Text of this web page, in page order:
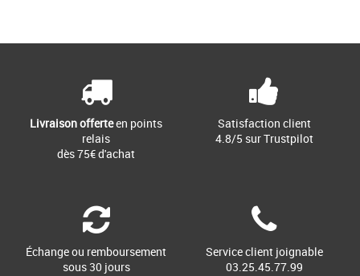
Livraison offerteen points
relais
dès 75€ d'achat
Satisfaction client
4.8/5 sur Trustpilot
Échange ou remboursement
sous 30 jours
Service client joignable
03.25.45.77.99